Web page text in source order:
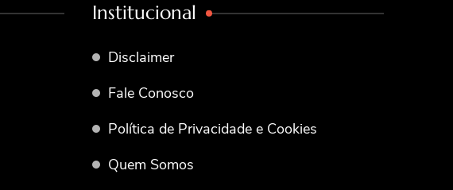
Institucional
Disclaimer
Fale Conosco
Política de Privacidade e Cookies
Quem Somos